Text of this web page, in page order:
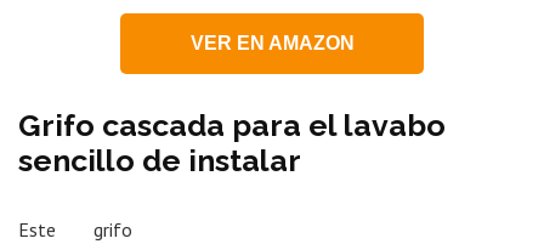
VER EN AMAZON
Grifo cascada para el lavabo
sencillo de instalar
Este grifo